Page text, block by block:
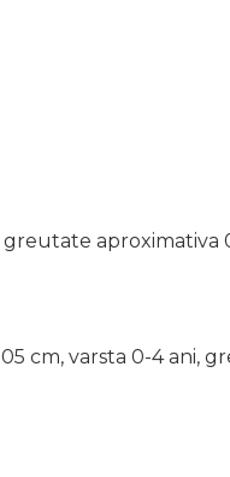
aproximativa
cm, varsta 0-4 ani,